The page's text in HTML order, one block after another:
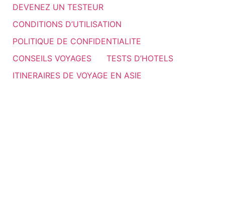
DEVENEZ UN TESTEUR
CONDITIONS D’UTILISATION
POLITIQUE DE CONFIDENTIALITE
CONSEILS VOYAGES
TESTS D’HOTELS
ITINERAIRES DE VOYAGE EN ASIE